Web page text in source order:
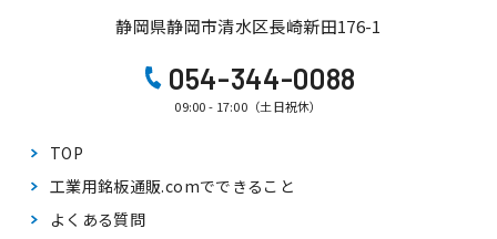
静岡県静岡市清水区長崎新田176-1
054-344-0088
09:00 - 17:00（土日祝休）
TOP
工業用銘板通販.comでできること
よくある質問